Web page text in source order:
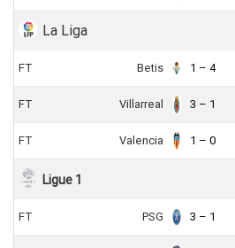
La Liga
FT Betis 1 – 4
FT Villarreal 3 – 1
FT Valencia 1 – 0
Ligue 1
FT PSG 3 – 1